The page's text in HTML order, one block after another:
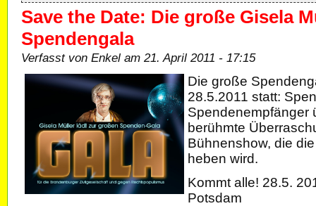
Save the Date: Die große Gisela
Spendengala
Verfasst von Enkel am 21. April 2011 - 17:15
Die große
28.5.2011 statt:
Spendenempfänger
berühmte
Bühnenshow, die
heben wird.
Kommt alle! 28.5.
Potsdam